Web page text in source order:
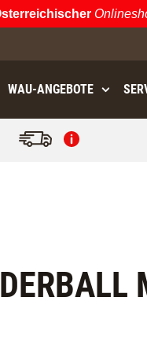
Onlineshop
WAU⁠-⁠ANGEBOTE